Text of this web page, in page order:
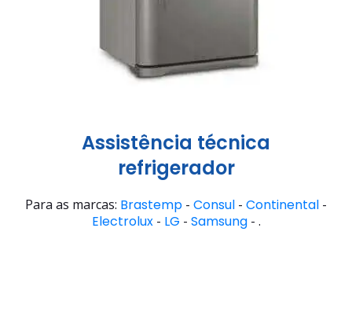
Assistência técnica
refrigerador
Para as marcas: Brastemp - Consul - Continental -
Electrolux- LG - Samsung- .